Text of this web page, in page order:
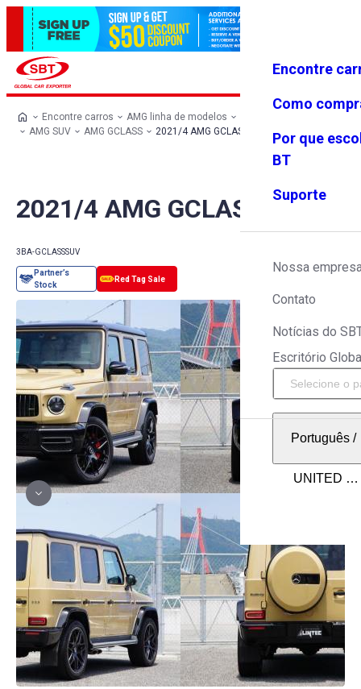
Favoritos Menu
Encontre
Como
Por que
BT
Suporte
Nossa
Contato
Notícias do
Escritório
Português/
Encontre carros AMG linha de modelos
AMG SUV
AMG GCLASS 2021/4 AMG GCLASS
2021/4 AMG GCLASS
3BA-GCLASSSUV